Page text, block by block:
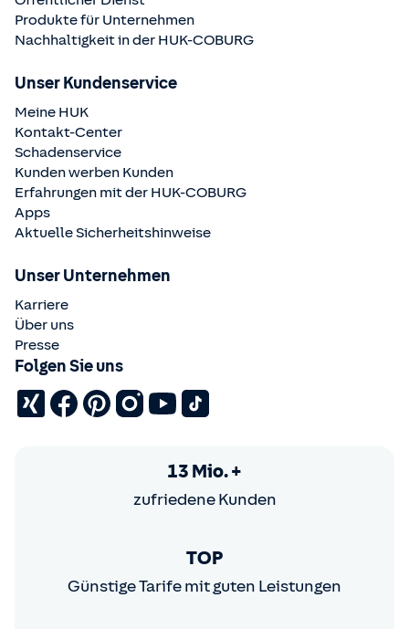
Produkte für Unternehmen
Nachhaltigkeit in der HUK-COBURG
Unser Kundenservice
Meine HUK
Kontakt-Center
Schadenservice
Kunden werben Kunden
Erfahrungen mit der HUK-COBURG
Apps
Aktuelle Sicherheitshinweise
Unser Unternehmen
Karriere
Über uns
Presse
Folgen Sie uns
13 Mio. +
zufriedene Kunden
TOP
Günstige Tarife mit guten Leistungen